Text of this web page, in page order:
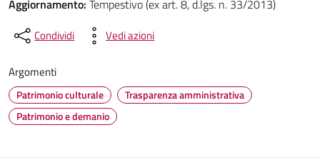
Aggiornamento: Tempestivo (ex art. 8, d.lgs. n. 33/2013)
Condividi Vedi azioni
Argomenti
Patrimonio culturale
Trasparenza amministrativa
Patrimonio e demanio